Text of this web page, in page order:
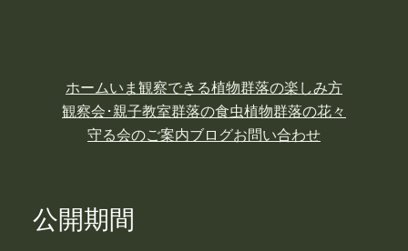
ホームいま観察できる植物群落の楽しみ方
観察会･親子教室群落の食虫植物群落の花々
守る会のご案内ブログお問い合わせ
公開期間